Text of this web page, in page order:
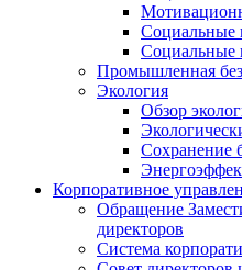
Социальные
Социальные
Промышленная
Экология
Обзор
Сохранение
Корпоративное
Обращение
директоров
Система